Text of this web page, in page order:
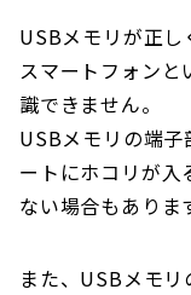
USBメモリが正
スマートフォン
識できません。
USBメモリの端
ートにホコリが入
ない場合もありま
また、USBメモ